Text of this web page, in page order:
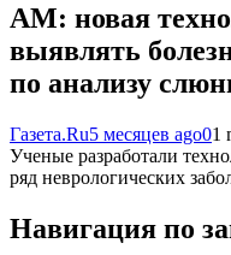
AM: новая
выявлять
по анализу
Газета.Ru5 месяцев ago01
Ученые разработали
ряд неврологических
Навигация по